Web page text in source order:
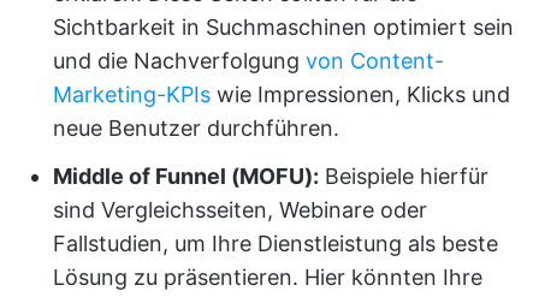
Sichtbarkeit in Suchmaschinen optimiert sein
und die Nachverfolgung von Content-
Marketing-KPIs wie Impressionen, Klicks und
neue Benutzer durchführen.
Middle of Funnel (MOFU): Beispiele hierfür
sind Vergleichsseiten, Webinare oder
Fallstudien, um Ihre Dienstleistung als beste
Lösung zu präsentieren. Hier könnten Ihre